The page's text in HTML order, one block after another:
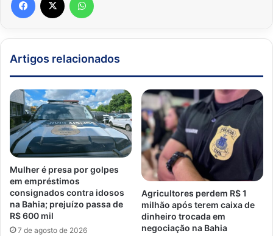
Artigos relacionados
Mulher é presa por golpes
em empréstimos
consignados contra idosos
na Bahia; prejuízo passa de
R$ 600 mil
7 de agosto de 2026
Agricultores perdem R$ 1
milhão após terem caixa de
dinheiro trocada em
negociação na Bahia